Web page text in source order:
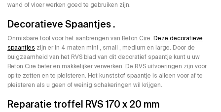
wand of vloer werken goed te gebruiken zijn.
Decoratieve Spaantjes .
Onmisbare tool voor het aanbrengen van Beton Cire. Deze decoratieve
spaantjes zijn er in 4 maten mini , small , medium en large. Door de
buigzaamheid van het RVS blad van dit decoratief spaantje kunt u uw
Beton Cire beter en makkelijker verwerken. De RVS uitvoeringen zijn voor
op te zetten en te pleisteren. Het kunststof spaantje is alleen voor af te
pleisteren als u geen of weinig schakeringen wil krijgen.
Reparatie troffel RVS 170 x 20 mm